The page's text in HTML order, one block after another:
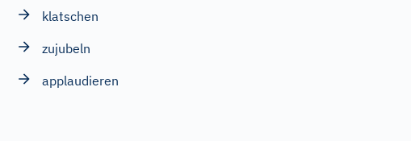
klatschen
zujubeln
applaudieren